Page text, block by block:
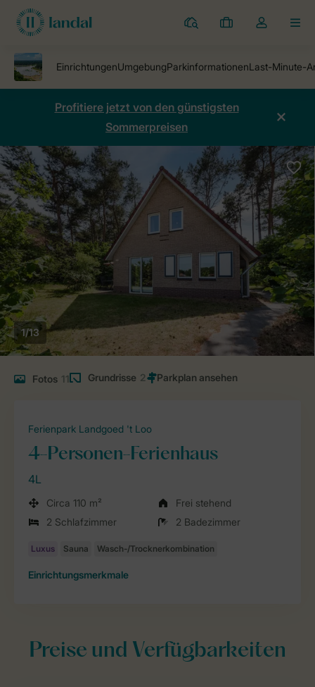
Ferienparks
Meine
Dropdown-
öffnen
Profitiere jetzt von den günstigsten
Sommerpreisen
1/13
Fotos 11 Grundrisse 2
Ferienpark Landgoed 't Loo
4-Personen-Ferienhaus
4L
Circa 110 m²
Frei stehend
2 Schlafzimmer
2 Badezimmer
Einrichtungsmerkmale
Preise und Verfügbarkeiten